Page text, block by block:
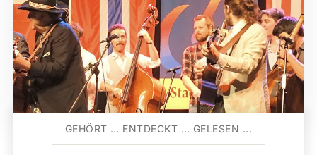
GEHÖRT … ENTDECKT … GELESEN ...